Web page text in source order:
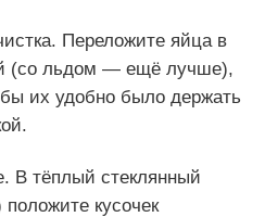
Переложите яйца в
(со льдом — ещё лучше),
их удобно было держать
В тёплый стеклянный
кусочек